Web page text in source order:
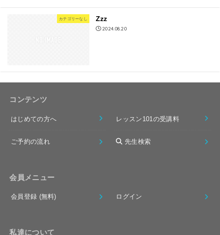
カテゴリーなし Zzz
2024.08.20
コンテンツ
はじめての方へ レッスン101の受講料
ご予約の流れ 先生検索
会員メニュー
会員登録 (無料) ログイン
私達について